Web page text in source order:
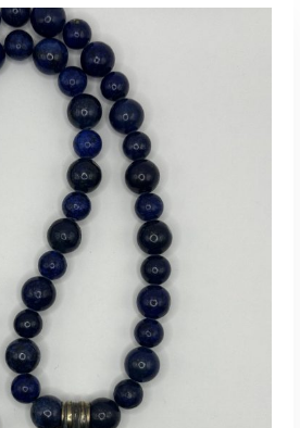
Loe Edasi